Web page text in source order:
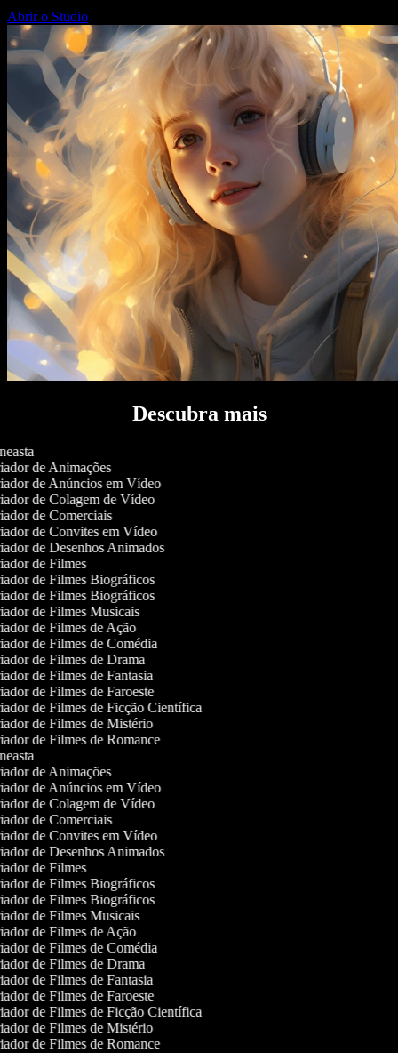
Abrir o Studio
Descubra mais
de Animações
de Anúncios em Vídeo
de Colagem de Vídeo
de Comerciais
de Convites em Vídeo
de Desenhos Animados
de Filmes
de Filmes Biográficos
de Filmes Biográficos
de Filmes Musicais
de Filmes de Ação
de Filmes de Comédia
de Filmes de Drama
de Filmes de Fantasia
de Filmes de Faroeste
de Filmes de Ficção Científica
de Filmes de Mistério
de Filmes de Romance
de Animações
de Anúncios em Vídeo
de Colagem de Vídeo
de Comerciais
de Convites em Vídeo
de Desenhos Animados
de Filmes
de Filmes Biográficos
de Filmes Biográficos
de Filmes Musicais
de Filmes de Ação
de Filmes de Comédia
de Filmes de Drama
de Filmes de Fantasia
de Filmes de Faroeste
de Filmes de Ficção Científica
de Filmes de Mistério
de Filmes de Romance